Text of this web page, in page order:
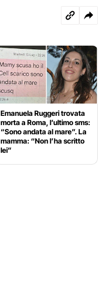
Emanuela Ruggeri trovata
morta a Roma, l’ultimo sms:
“Sono andata al mare”. La
mamma: “Non l’ha scritto
lei”